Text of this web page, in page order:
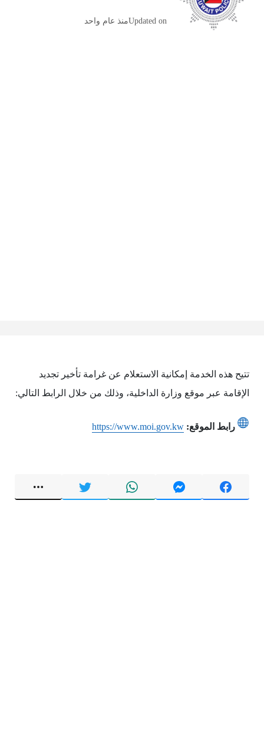
Updated onمنذ عام واحد
تتيح هذه الخدمة إمكانية الاستعلام عن غرامة تأخير تجديد
الإقامة عبر موقع وزارة الداخلية، وذلك من خلال الرابط التالي:
رابط الموقع: https://www.moi.gov.kw